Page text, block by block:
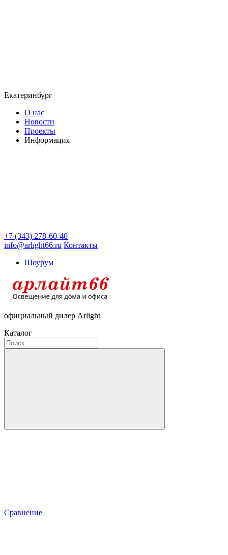
Екатеринбург
О нас
Новости
Проекты
Информация
+7 (343) 278-60-40
info@arlight66.ru Контакты
Шоурум
официальный дилер Arlight
Каталог
Сравнение